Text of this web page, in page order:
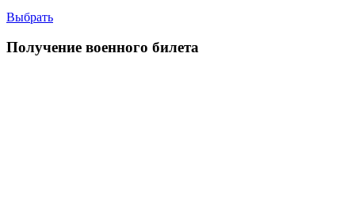
Выбрать
Получение военного билета